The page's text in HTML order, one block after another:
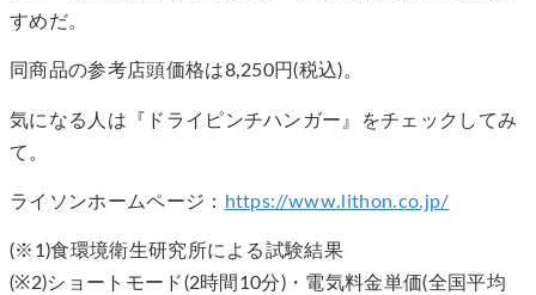
すめだ。
同商品の参考店頭価格は8,250円(税込)。
気になる人は『ドライピンチハンガー』をチェックしてみ
て。
ライソンホームページ： https://www.lithon.co.jp/
(※1)食環境衛生研究所による試験結果
(※2)ショートモード(2時間10分)・電気料金単価(全国平均